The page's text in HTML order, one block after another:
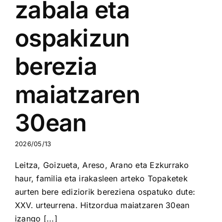
zabala eta
ospakizun
berezia
maiatzaren
30ean
2026/05/13
Leitza, Goizueta, Areso, Arano eta Ezkurrako
haur, familia eta irakasleen arteko Topaketek
aurten bere ediziorik bereziena ospatuko dute:
XXV. urteurrena. Hitzordua maiatzaren 30ean
izango [...]